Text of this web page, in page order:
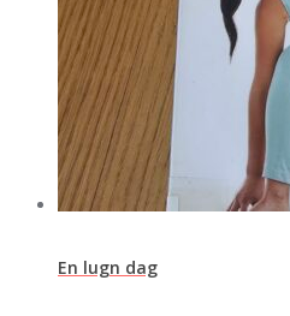
En lugn dag